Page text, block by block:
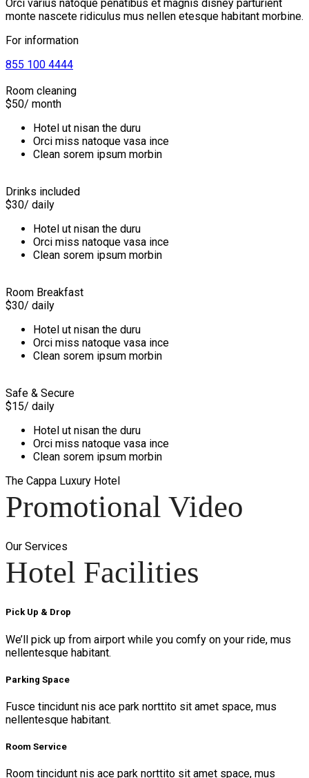
Orci varius natoque penatibus et magnis disney parturient
monte nascete ridiculus mus nellen etesque habitant morbine.
For information
855 100 4444
Room cleaning
$50/ month
Hotel ut nisan the duru
Orci miss natoque vasa ince
Clean sorem ipsum morbin
Drinks included
$30/ daily
Hotel ut nisan the duru
Orci miss natoque vasa ince
Clean sorem ipsum morbin
Room Breakfast
$30/ daily
Hotel ut nisan the duru
Orci miss natoque vasa ince
Clean sorem ipsum morbin
Safe & Secure
$15/ daily
Hotel ut nisan the duru
Orci miss natoque vasa ince
Clean sorem ipsum morbin
The Cappa Luxury Hotel
Promotional Video
Our Services
Hotel Facilities
Pick Up & Drop
We’ll pick up from airport while you comfy on your ride, mus
nellentesque habitant.
Parking Space
Fusce tincidunt nis ace park norttito sit amet space, mus
nellentesque habitant.
Room Service
Room tincidunt nis ace park norttito sit amet space, mus